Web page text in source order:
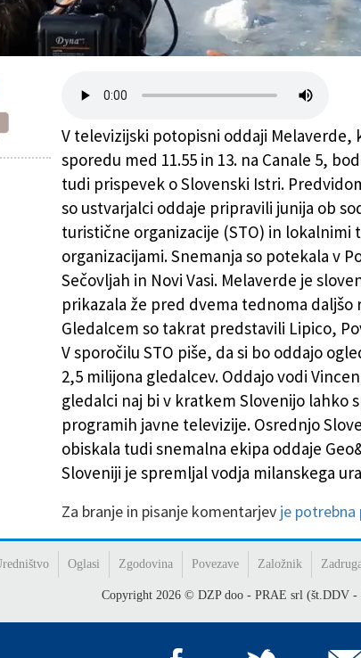
V televizijski potopisni oddaji Melaverde,
sporedu med 11.55 in 13. na Canale 5,
tudi prispevek o Slovenski Istri.
so ustvarjalci oddaje pripravili junija ob
turistične organizacije (STO) in lokalnimi
organizacijami. Snemanja so potekala v
Sečovljah in Novi Vasi. Melaverde je
prikazala že pred dvema tednoma daljšo
Gledalcem so takrat predstavili Lipico,
V sporočilu STO piše, da si bo oddajo
2,5 milijona gledalcev. Oddajo vodi
gledalci naj bi v kratkem Slovenijo lahko
programih javne televizije. Osrednjo
obiskala tudi snemalna ekipa oddaje
Sloveniji je spremljal vodja milanskega
Za branje in pisanje komentarjev je potrebna
Oglasi Zgodovina Povezave Založnik
Copyright2026 © DZP doo - PRAE srl (št.DDV -